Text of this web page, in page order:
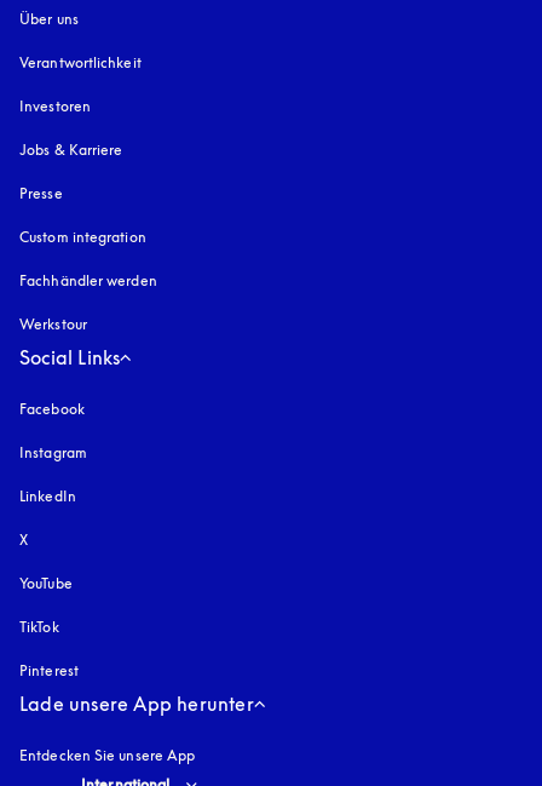
Über uns
Verantwortlichkeit
Investoren
Jobs & Karriere
Presse
Custom integration
Fachhändler werden
Werkstour
Social Links
Facebook
Instagram
LinkedIn
X
YouTube
TikTok
Pinterest
Lade unsere App herunter
Entdecken Sie unsere App